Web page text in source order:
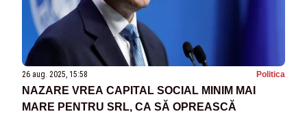
26 aug. 2025, 15:58 Politica
NAZARE VREA CAPITAL SOCIAL MINIM MAI
MARE PENTRU SRL, CA SĂ OPREASCĂ